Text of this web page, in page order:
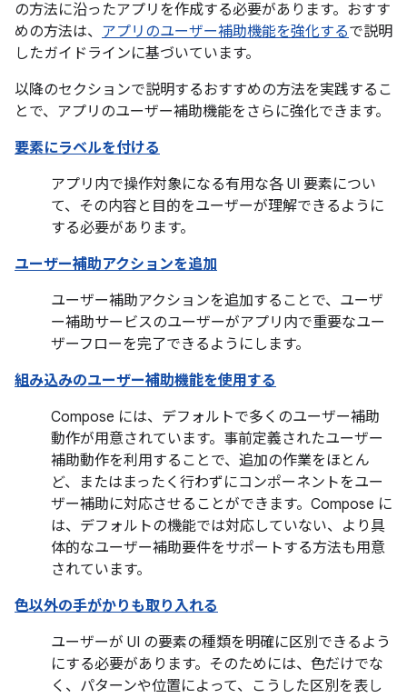
の方法に沿ったアプリを作成する必要があります。おすす
めの方法は、 アプリのユーザー補助機能を強化するで説明
したガイドラインに基づいています。
以降のセクションで説明するおすすめの方法を実践するこ
とで、アプリのユーザー補助機能をさらに強化できます。
要素にラベルを付ける
アプリ内で操作対象になる有用な各 UI 要素につい
て、その内容と目的をユーザーが理解できるように
する必要があります。
ユーザー補助アクションを追加
ユーザー補助アクションを追加することで、ユーザ
ー補助サービスのユーザーがアプリ内で重要なユー
ザーフローを完了できるようにします。
組み込みのユーザー補助機能を使用する
Compose には、デフォルトで多くのユーザー補助
動作が用意されています。事前定義されたユーザー
補助動作を利用することで、追加の作業をほとん
ど、またはまったく行わずにコンポーネントをユー
ザー補助に対応させることができます。Compose に
は、デフォルトの機能では対応していない、より具
体的なユーザー補助要件をサポートする方法も用意
されています。
色以外の手がかりも取り入れる
ユーザーが UI の要素の種類を明確に区別できるよう
にする必要があります。そのためには、色だけでな
く、パターンや位置によって、こうした区別を表し